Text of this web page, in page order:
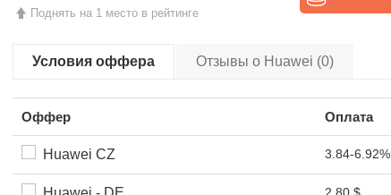
Поднять на 1 место в рейтинге
Условия оффера Отзывы о Huawei (0)
Оффер Оплата
Huawei CZ 3.84-6.92%